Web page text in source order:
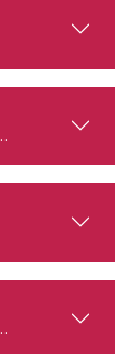
begeistern
& Radio